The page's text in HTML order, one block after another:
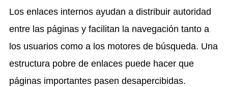
Los enlaces internos ayudan a distribuir autoridad
entre las páginas y facilitan la navegación tanto a
los usuarios como a los motores de búsqueda. Una
estructura pobre de enlaces puede hacer que
páginas importantes pasen desapercibidas.